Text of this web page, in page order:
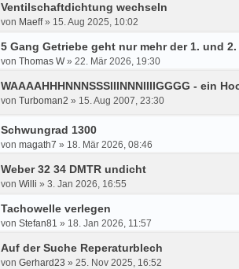
Ventilschaftdichtung wechseln
von Maeff» 15. Aug 2025, 10:02
5 Gang Getriebe geht nur mehr der 1. und
von Thomas W» 22. Mär 2026, 19:30
WAAAAHHHNNNSSSIIINNNIIIIGGGG - ein
von Turboman2 » 15. Aug 2007, 23:30
Schwungrad 1300
von magath7 » 18. Mär 2026, 08:46
Weber 32 34 DMTR undicht
von Willi » 3. Jan 2026, 16:55
Tachowelle verlegen
von Stefan81 » 18. Jan 2026, 11:57
Auf der Suche Reperaturblech
von Gerhard23 » 25. Nov 2025, 16:52